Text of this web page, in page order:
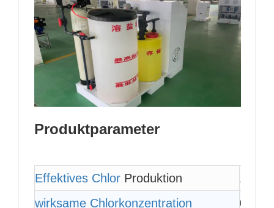
Produktparameter
Effektives Chlor Produktion
100
wirksame Chlorkonzentration
0,4%